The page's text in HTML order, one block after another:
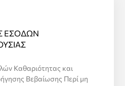
ΕΣΟΔΩΝ
Καθαριότητας και
Βεβαίωσης Περί μη
ΕΣΟΔΩΝ